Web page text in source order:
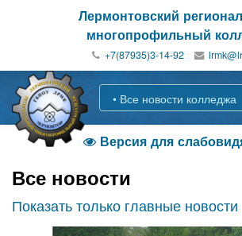
Лермонтовский
многопрофильный
+7(87935)3-14-92
Версия для
Все новости
Показать только главные новости